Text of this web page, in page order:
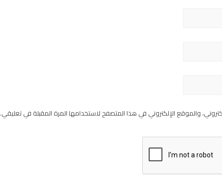
والموقع الإلكتروني في هذا المتصفح لاستخدامها المرة المقبلة في تعليقي.